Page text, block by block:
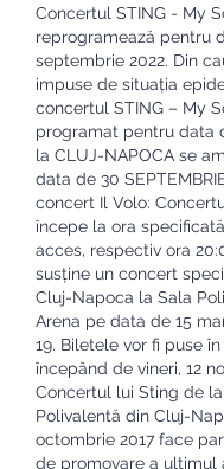
Concertul STING - My
reprogramează pentru
septembrie 2022. Din
impuse de situația
concertul STING – My
programat pentru data
la CLUJ-NAPOCA se
data de 30
concert Il Volo:
începe la ora
acces, respectiv ora
susține un concert
Cluj-Napoca la Sala
Arena pe data de 15
19. Biletele vor fi puse
începând de vineri, 12
Concertul lui Sting de
Polivalentă din Cluj-
octombrie 2017 face
de promovare a ultimul